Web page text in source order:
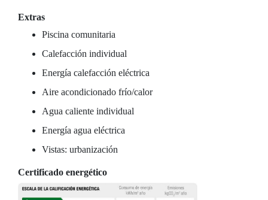
Extras
Piscina comunitaria
Calefacción individual
Energía calefacción eléctrica
Aire acondicionado frío/calor
Agua caliente individual
Energía agua eléctrica
Vistas: urbanización
Certificado energético